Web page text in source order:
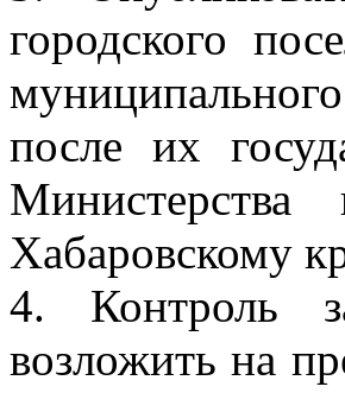
городского
после их
Хабаровскому
4. Контроль
возложить на